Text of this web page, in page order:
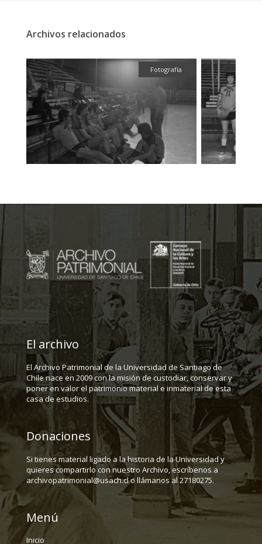
Archivos relacionados
Fotografía
El archivo
El Archivo Patrimonial de la Universidad de Santiago de
Chile nace en 2009 con la misión de custodiar, conservar y
poner en valor el patrimonio material e inmaterial de esta
casa de estudios.
Donaciones
Si tienes material ligado a la historia de la Universidad y
quieres compartirlo con nuestro Archivo, escríbenos a
archivopatrimonial@usach.cl o llámanos al 27180275.
Menú
Inicio